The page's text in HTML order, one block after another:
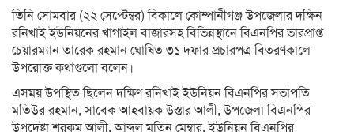
তিনি সোমবার (২২ সেপ্টেম্বর) বিকালে কোম্পানীগঞ্জ উপজেলার দক্ষিন
রনিখাই ইউনিয়নের খাগাইল বাজারসহ বিভিন্নস্থানে বিএনপির ভারপ্রাপ্ত
চেয়ারম্যান তারেক রহমান ঘোষিত ৩১ দফার প্রচারপত্র বিতরণকালে
উপরোক্ত কথাগুলো বলেন।
এসময় উপস্থিত ছিলেন দক্ষিণ রনিখাই ইউনিয়ন বিএনপির সভাপতি
মতিউর রহমান, সাবেক আহবায়ক উস্তার আলী, উপজেলা বিএনপির
উপদেষ্টা শরকুম আলী, আব্দুল মতিন মেম্বার, ইউনিয়ন বিএনপির